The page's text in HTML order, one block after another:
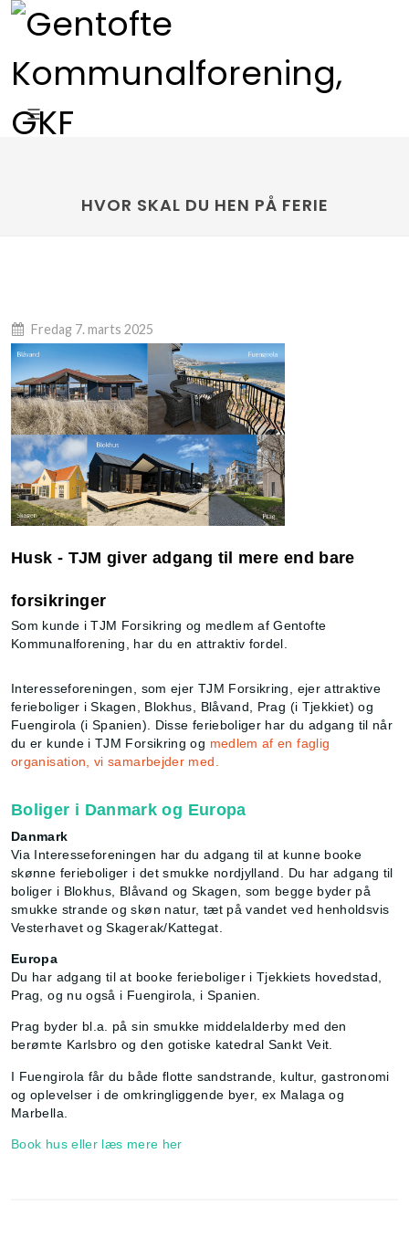
HVOR SKAL DU HEN PÅ FERIE
Fredag 7. marts 2025
Husk - TJM giver adgang til mere end bare
forsikringer
Som kunde i TJM Forsikring og medlem af Gentofte
Kommunalforening, har du en attraktiv fordel.
Interesseforeningen, som ejer TJM Forsikring, ejer attraktive
ferieboliger i Skagen, Blokhus, Blåvand, Prag (i Tjekkiet) og
Fuengirola (i Spanien). Disse ferieboliger har du adgang til når
du er kunde i TJM Forsikring og medlem af en faglig
organisation, vi samarbejder med.
Boliger i Danmark og Europa
Danmark
Via Interesseforeningen har du adgang til at kunne booke
skønne ferieboliger i det smukke nordjylland. Du har adgang til
boliger i Blokhus, Blåvand og Skagen, som begge byder på
smukke strande og skøn natur, tæt på vandet ved henholdsvis
Vesterhavet og Skagerak/Kattegat.
Europa
Du har adgang til at booke ferieboliger i Tjekkiets hovedstad,
Prag, og nu også i Fuengirola, i Spanien.
Prag byder bl.a. på sin smukke middelalderby med den
berømte Karlsbro og den gotiske katedral Sankt Veit.
I Fuengirola får du både flotte sandstrande, kultur, gastronomi
og oplevelser i de omkringliggende byer, ex Malaga og
Marbella.
Book hus eller læs mere her